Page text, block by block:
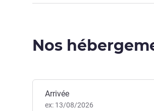
Nos
Réserver cet hôtel
Arrivée
ex: 13/08/2026